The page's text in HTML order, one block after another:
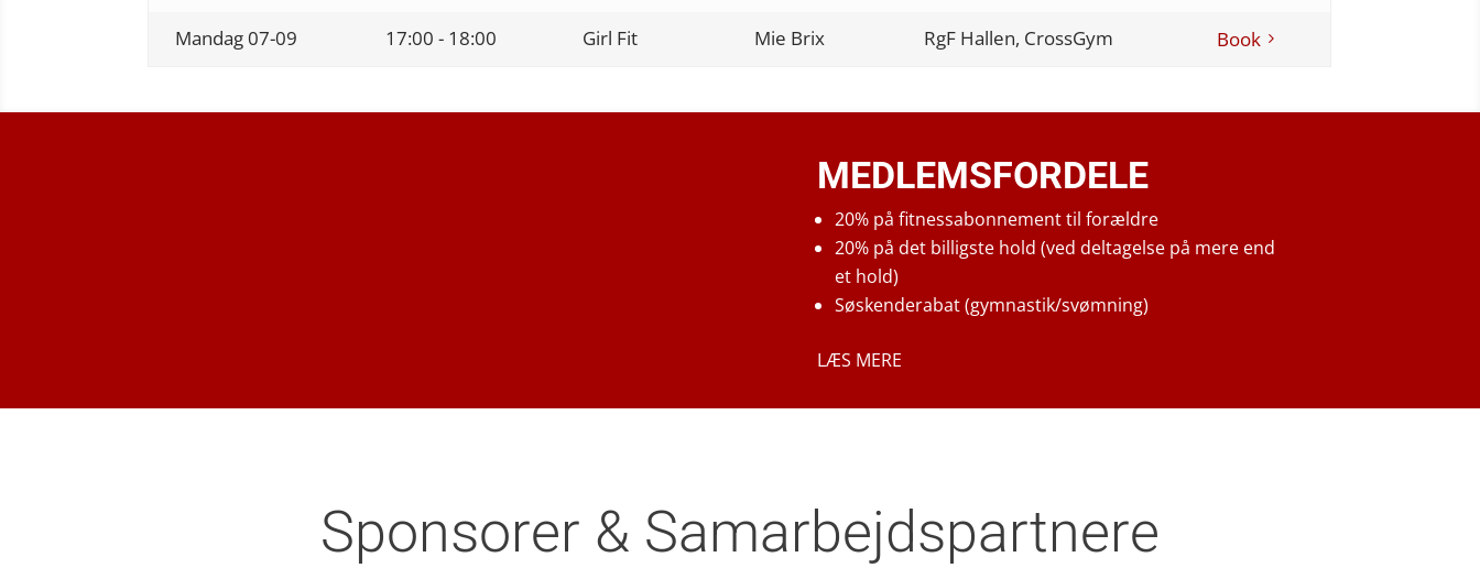
Mandag07-09 17:00 - 18:00 Girl Fit Mie Brix RgF Hallen, CrossGym Book
MEDLEMSFORDELE
20% på fitnessabonnement til forældre
20% på det billigste hold (ved deltagelse på mere end
et hold)
Søskenderabat (gymnastik/svømning)
LÆS MERE
Sponsorer & Samarbejdspartnere